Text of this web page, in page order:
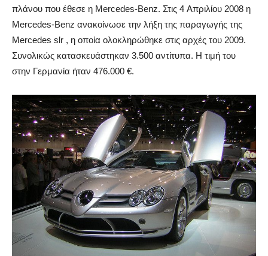
πλάνου που έθεσε η Mercedes-Benz. Στις 4 Aπριλίου 2008 η
Mercedes-Benz ανακοίνωσε την λήξη της παραγωγής της
Mercedes slr , η οποία ολοκληρώθηκε στις αρχές του 2009.
Συνολικώς κατασκευάστηκαν 3.500 αντίτυπα. Η τιμή του
στην Γερμανία ήταν 476.000 €.